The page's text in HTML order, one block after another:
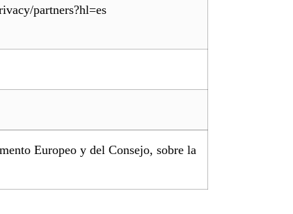
partners?hl=es
Europeo y del Consejo, sobre la